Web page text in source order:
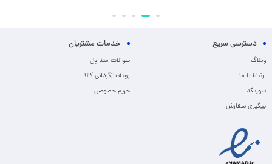
دسترسی سریع
وبلاگ
ارتباط با ما
شورتکد
پیگیری سفارش
خدمات مشتریان
سوالات متداول
رویه بازگردانی کالا
حریم خصوصی